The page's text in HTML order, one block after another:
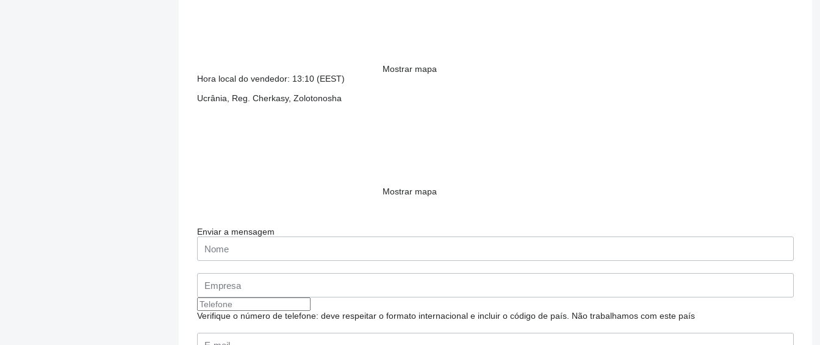
Mostrar mapa
Hora local do vendedor: 13:10 (EEST)
Ucrânia, Reg. Cherkasy, Zolotonosha
Mostrar mapa
Enviar a mensagem
Verifique o número de telefone: deve respeitar o formato internacional e incluir o código de país. Não trabalhamos com este país